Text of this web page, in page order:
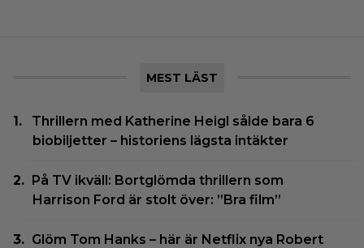
MEST LÄST
Thrillern med Katherine Heigl sålde bara 6
biobiljetter – historiens lägsta intäkter
På TV ikväll: Bortglömda thrillern som
Harrison Ford är stolt över: ”Bra film”
Glöm Tom Hanks – här är Netflix nya Robert